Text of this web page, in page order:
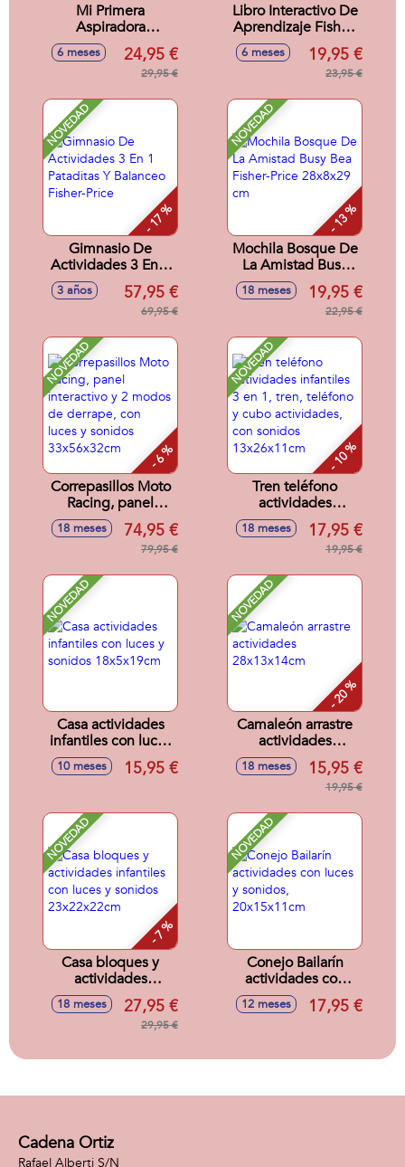
Mi Primera
Aspiradora
Multilenguaje
Fisher-Price Con 45
Canciones, Sonidos
6 meses 24,95 €
29,95 €
Libro Interactivo De
Aprendizaje Fisher-
Price Ríe Y
Aprende Con Luz y
6 meses 19,95 €
23,95 €
NOVEDAD
- 17 %
Gimnasio De
Actividades 3 En 1
Pataditas Y
Balanceo Fisher-
3 años 57,95 €
69,95 €
NOVEDAD
- 13 %
Mochila Bosque De
La Amistad Busy
Bea Fisher-Price
28x8x29 cm
18 meses 19,95 €
22,95 €
NOVEDAD
- 6 %
Correpasillos Moto
Racing, panel
interactivo y 2
modos de derrape,
con luces y sonidos
18 meses 74,95 €
79,95 €
NOVEDAD
- 10 %
Tren teléfono
actividades
infantiles 3 en 1,
tren, teléfono y
cubo actividades,
13x26x11cm
18 meses 17,95 €
19,95 €
NOVEDAD
Casa actividades
infantiles con luces
y sonidos
18x5x19cm
10 meses 15,95 €
NOVEDAD
- 20 %
Camaleón arrastre
actividades
28x13x14cm
18 meses 15,95 €
19,95 €
NOVEDAD
- 7 %
Casa bloques y
actividades
infantiles con luces
y sonidos
23x22x22cm
18 meses 27,95 €
29,95 €
NOVEDAD
Conejo Bailarín
actividades con
luces y sonidos,
20x15x11cm
12 meses 17,95 €
Cadena Ortiz
Rafael Alberti S/N